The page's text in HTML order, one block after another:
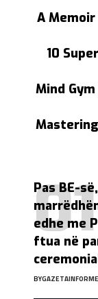
A
10
Mind
Pas BE-
edhe me
ftua në
BY